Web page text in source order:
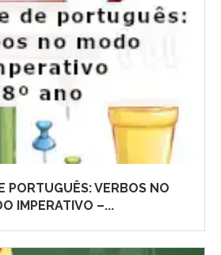
PORTUGUÊS: VERBOS NO
IMPERATIVO –...